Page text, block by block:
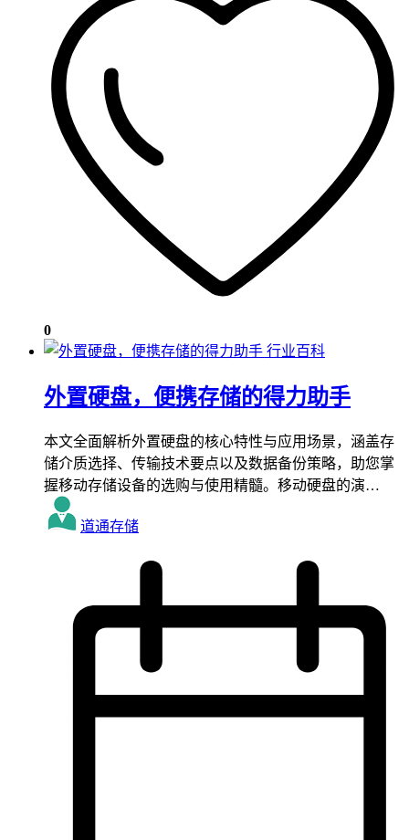
0
行业百科
外置硬盘，便携存储的得力助手
本文全面解析外置硬盘的核心特性与应用场景，涵盖存
储介质选择、传输技术要点以及数据备份策略，助您掌
握移动存储设备的选购与使用精髓。移动硬盘的演…
道通存储